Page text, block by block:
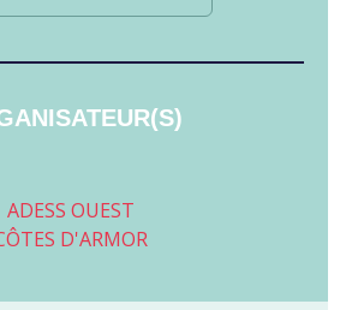
ADESS OUEST
D'ARMOR